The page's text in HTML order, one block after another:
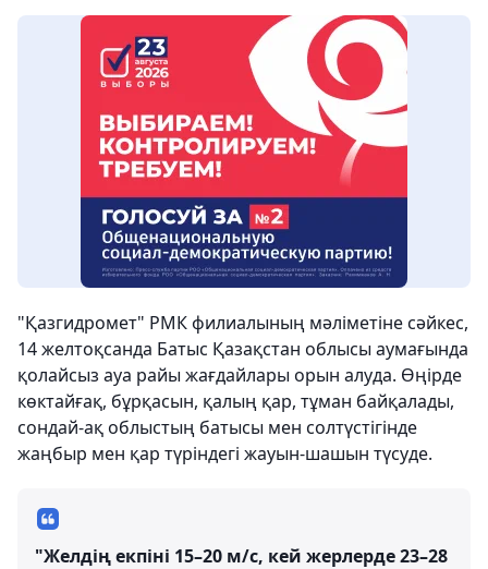
"Қазгидромет" РМК филиалының мәліметіне сәйкес,
14 желтоқсанда Батыс Қазақстан облысы аумағында
қолайсыз ауа райы жағдайлары орын алуда. Өңірде
көктайғақ, бұрқасын, қалың қар, тұман байқалады,
сондай-ақ облыстың батысы мен солтүстігінде
жаңбыр мен қар түріндегі жауын-шашын түсуде.
"Желдің екпіні 15–20 м/с, кей жерлерде 23–28